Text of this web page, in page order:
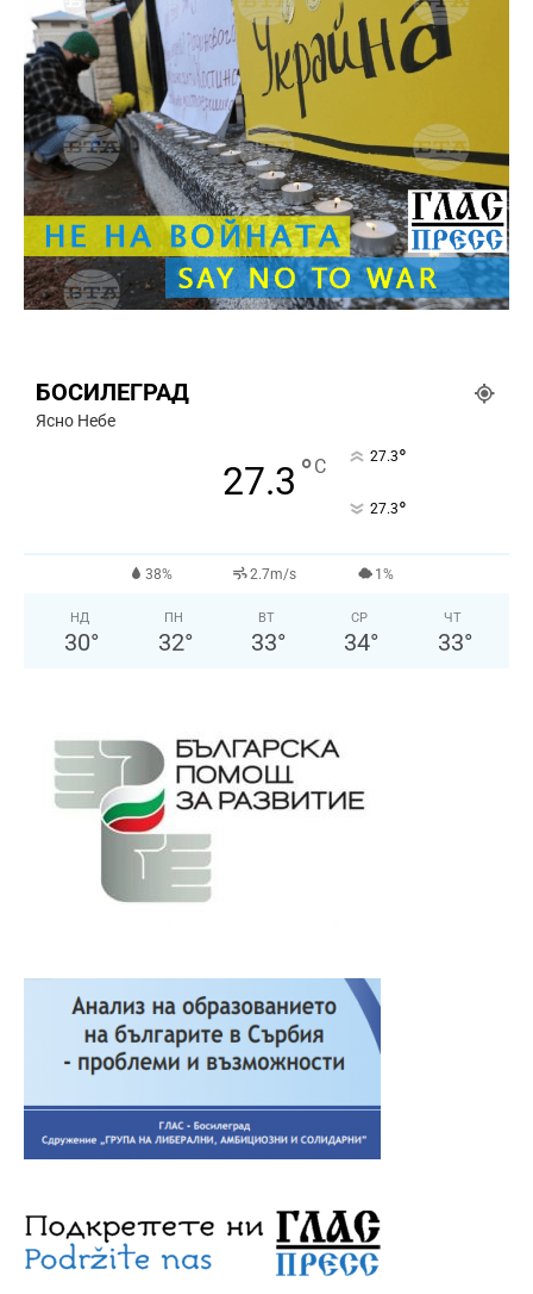
БОСИЛЕГРАД
Ясно Небе
27.3 °C 27.3°
27.3°
38% 2.7m/s 1%
НД
30°
ПН
32°
ВТ
33°
СР
34°
ЧТ
33°